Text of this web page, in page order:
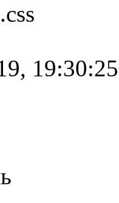
19:30:25